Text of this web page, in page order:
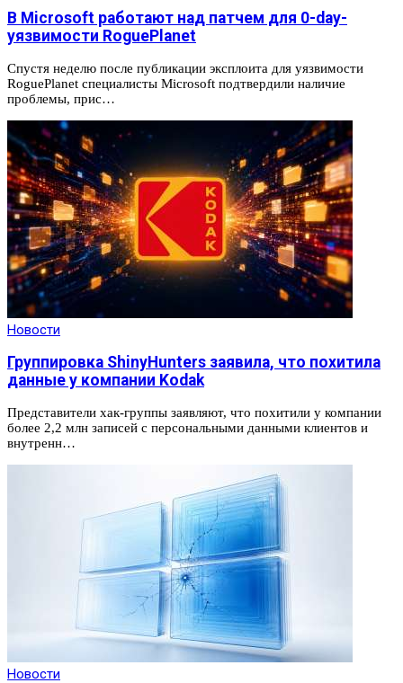
В Microsoft работают над патчем для 0-day-
уязвимости RoguePlanet
Спустя неделю после публикации эксплоита для уязвимости
RoguePlanet специалисты Microsoft подтвердили наличие
проблемы, прис…
Новости
Группировка ShinyHunters заявила, что похитила
данные у компании Kodak
Представители хак-группы заявляют, что похитили у компании
более 2,2 млн записей с персональными данными клиентов и
внутренн…
Новости